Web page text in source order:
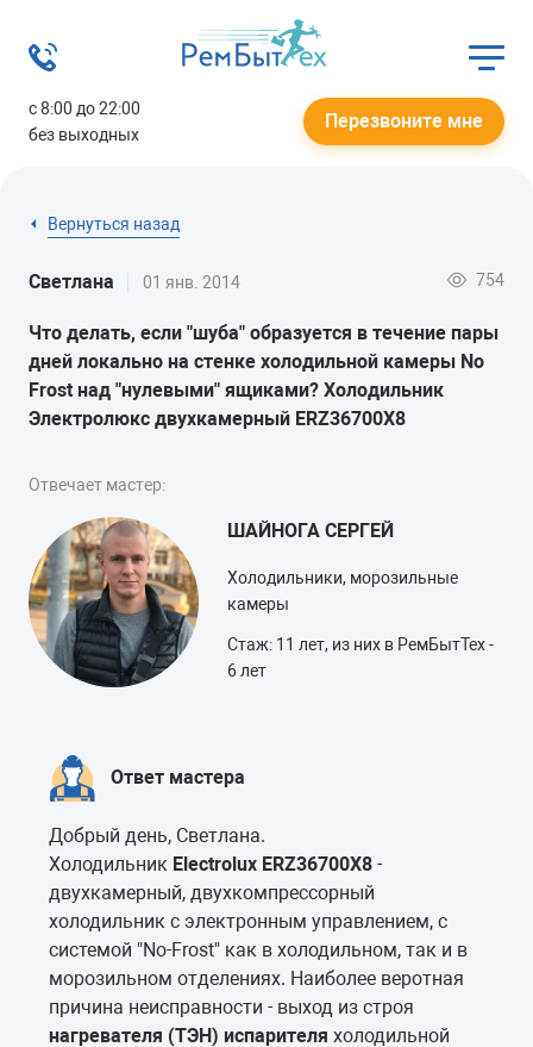
с 8:00 до 22:00
без выходных
Перезвоните мне
Вернуться назад
Светлана 01 янв. 2014 754
Что делать, если "шуба" образуется в течение пары
дней локально на стенке холодильной камеры No
Frost над "нулевыми" ящиками? Холодильник
Электролюкс двухкамерный ЕRZ36700X8
Отвечает мастер:
ШАЙНОГА СЕРГЕЙ
Холодильники, морозильные
камеры
Стаж: 11 лет, из них в РемБытТех -
6 лет
Ответ мастера
Добрый день, Светлана.
Холодильник Electrolux ЕRZ36700X8 -
двухкамерный, двухкомпрессорный
холодильник с электронным управлением, с
системой "No-Frost" как в холодильном, так и в
морозильном отделениях. Наиболее веротная
причина неисправности - выход из строя
нагревателя (ТЭН) испарителя холодильной